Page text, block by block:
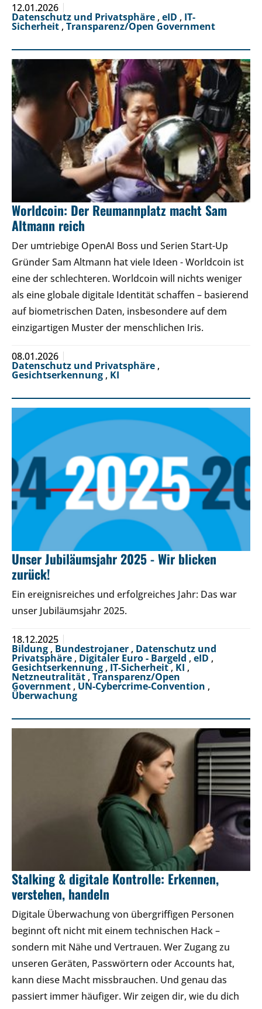
12.01.2026
Datenschutz und Privatsphäre , eID , IT-
Sicherheit , Transparenz/Open Government
Worldcoin: Der Reumannplatz macht Sam
Altmann reich
Der umtriebige OpenAI Boss und Serien Start-Up
Gründer Sam Altmann hat viele Ideen - Worldcoin ist
eine der schlechteren. Worldcoin will nichts weniger
als eine globale digitale Identität schaffen – basierend
auf biometrischen Daten, insbesondere auf dem
einzigartigen Muster der menschlichen Iris.
08.01.2026
Datenschutz und Privatsphäre ,
Gesichtserkennung , KI
Unser Jubiläumsjahr 2025 - Wir blicken
zurück!
Ein ereignisreiches und erfolgreiches Jahr: Das war
unser Jubiläumsjahr 2025.
18.12.2025
Bildung , Bundestrojaner , Datenschutz und
Privatsphäre , Digitaler Euro - Bargeld , eID ,
Gesichtserkennung , IT-Sicherheit, KI ,
Netzneutralität , Transparenz/Open
Government , UN-Cybercrime-Convention ,
Überwachung
Stalking & digitale Kontrolle: Erkennen,
verstehen, handeln
Digitale Überwachung von übergriffigen Personen
beginnt oft nicht mit einem technischen Hack –
sondern mit Nähe und Vertrauen. Wer Zugang zu
unseren Geräten, Passwörtern oder Accounts hat,
kann diese Macht missbrauchen. Und genau das
passiert immer häufiger. Wir zeigen dir, wie du dich